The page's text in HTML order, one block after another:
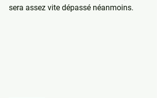
sera assez vite dépassé néanmoins.